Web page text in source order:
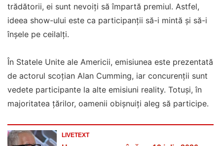
trădătorii, ei sunt nevoiți să împartă premiul. Astfel,
ideea show-ului este ca participanții să-i mintă și să-i
înșele pe ceilalți.
În Statele Unite ale Americii, emisiunea este prezentată
de actorul scoțian Alan Cumming, iar concurenții sunt
vedete participante la alte emisiuni reality. Totuși, în
majoritatea țărilor, oamenii obișnuiți aleg să participe.
LIVETEXT